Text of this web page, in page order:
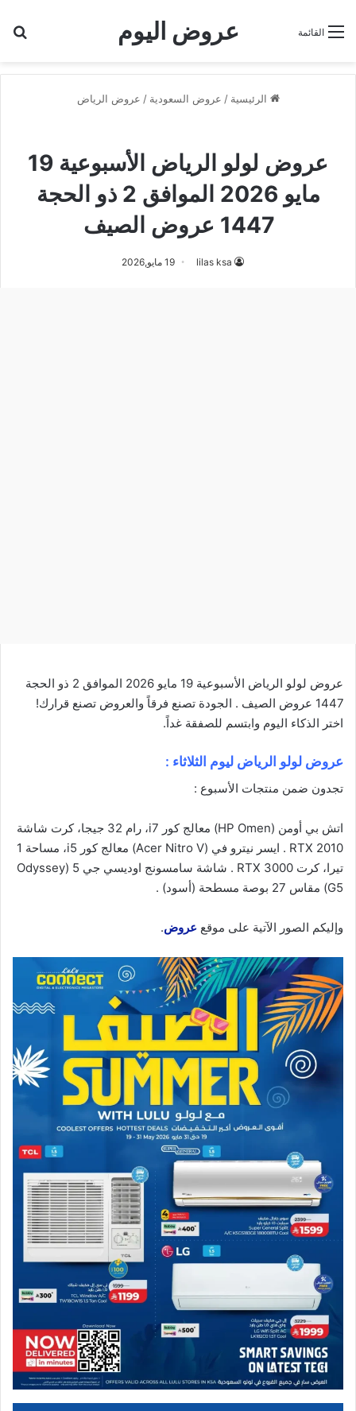
عروض اليوم القائمة
الرئيسية / عروض السعودية / عروض الرياض
عروض لولو الرياض الأسبوعية 19
مايو 2026 الموافق 2 ذو الحجة
1447 عروض الصيف
lilas ksa 19 مايو,2026
عروض لولو الرياض الأسبوعية 19 مايو 2026 الموافق 2 ذو الحجة
1447 عروض الصيف . الجودة تصنع فرقاً والعروض تصنع قرارك!
اختر الذكاء اليوم وابتسم للصفقة غداً.
عروض لولو الرياض ليوم الثلاثاء :
تجدون ضمن منتجات الأسبوع :
اتش بي أومن (HP Omen)
معالج كور i7، رام 32 جيجا، كرت شاشة
RTX 2010
. ايسر نيترو في (Acer Nitro V)
معالج كور i5، مساحة 1
تيرا، كرت RTX 3000 .
شاشة سامسونج اوديسي جي 5 (Odyssey
G5) مقاس 27 بوصة مسطحة (أسود) .
وإليكم الصور الآتية على موقع عروض.